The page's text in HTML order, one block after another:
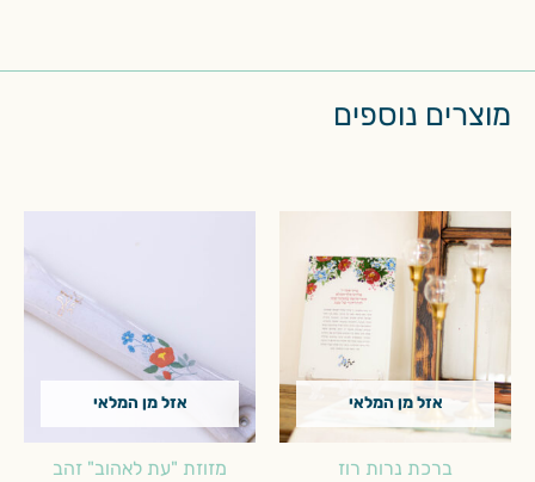
מוצרים נוספים
אזל מן המלאי
ברכת נרות רוז
אזל מן המלאי
מזוזת "עת לאהוב" זהב